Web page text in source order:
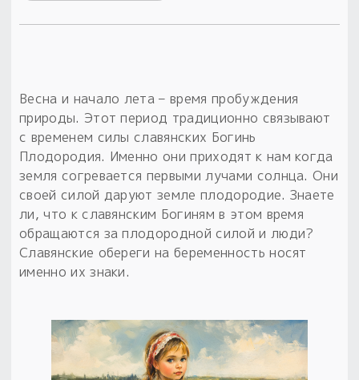
Пыльный сундучок
Новинки
Товары недели
Безоплатная доставка
на заказ от 4 тыс. руб. со скидкой
Оберег в подарок
к заказу от 3 тыс. руб.
Весна и начало лета – время пробуждения
природы. Этот период традиционно связывают
с временем силы славянских Богинь
Плодородия. Именно они приходят к нам когда
земля согревается первыми лучами солнца. Они
своей силой даруют земле плодородие. Знаете
ли, что к славянским Богиням в этом время
обращаются за плодородной силой и люди?
Славянские обереги на беременность носят
именно их знаки.